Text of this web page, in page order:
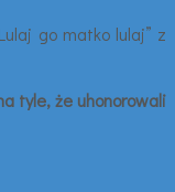
go matko lulaj” z
tyle, że uhonorowali